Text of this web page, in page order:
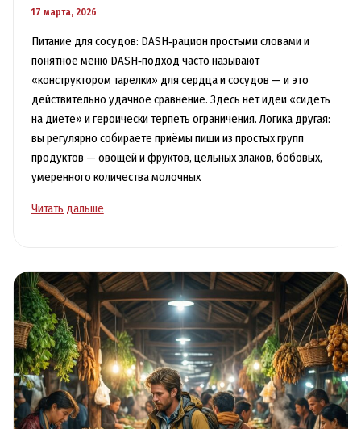
17 марта, 2026
Питание для сосудов: DASH‑рацион простыми словами и
понятное меню DASH‑подход часто называют
«конструктором тарелки» для сердца и сосудов — и это
действительно удачное сравнение. Здесь нет идеи «сидеть
на диете» и героически терпеть ограничения. Логика другая:
вы регулярно собираете приёмы пищи из простых групп
продуктов — овощей и фруктов, цельных злаков, бобовых,
умеренного количества молочных
Питание
простыми
словами
и
меню
на
день
и
неделю
Читать дальше